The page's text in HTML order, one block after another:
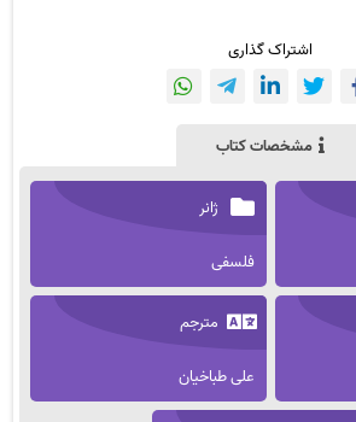
اشتراک گذاری
مشخصات کتاب
ژانر
فلسفی
مترجم
علی طباخیان